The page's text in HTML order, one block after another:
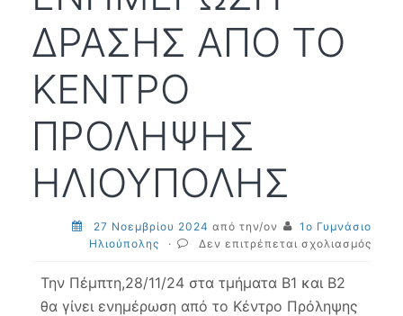
ΔΡΑΣΗΣ ΑΠΟ ΤΟ
ΚΕΝΤΡΟ
ΠΡΟΛΗΨΗΣ
ΗΛΙΟΥΠΟΛΗΣ
27 Νοεμβρίου 2024 από την/ον
1ο Γυμνάσιο
Ηλιούπολης
· Δεν επιτρέπεται σχολιασμός
Την Πέμπτη,28/11/24 στα τμήματα Β1 και Β2
θα γίνει ενημέρωση από το Κέντρο Πρόληψης